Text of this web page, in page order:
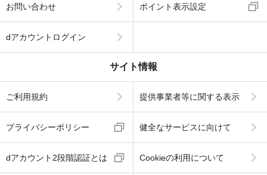
お問い合わせ ポイント表示設定
dアカウントログイン
サイト情報
ご利用規約 提供事業者等に関する表示
プライバシーポリシー 健全なサービスに向けて
dアカウント2段階認証とは Cookieの利用について